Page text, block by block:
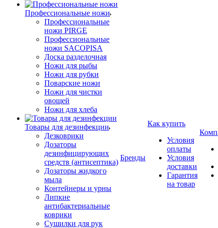
Профессиональные ножи
Профессиональные
ножи PIRGE
Профессиональные
ножи SACOPISA
Доска разделочная
Ножи для рыбы
Ножи для рубки
Поварские ножи
Ножи для чистки
овощей
Ножи для хлеба
Товары для дезинфекции
Дезковрики
Дозаторы
дезинфицирующих
средств (антисептика)
Дозаторы жидкого
мыла
Контейнеры и урны
Липкие
антибактериальные
коврики
Сушилки для рук
Бренды
Как купить
Условия
оплаты
Условия
доставки
Гарантия
на товар